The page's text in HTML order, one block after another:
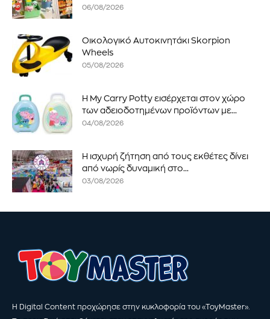
06/08/2026
Οικολογικό Αυτοκινητάκι Skorpion
Wheels
05/08/2026
Η My Carry Potty εισέρχεται στον χώρο
των αδειοδοτημένων προϊόντων με...
04/08/2026
Η ισχυρή ζήτηση από τους εκθέτες δίνει
από νωρίς δυναμική στο...
03/08/2026
Η Digital Content προχώρησε στην κυκλοφορία του «ToyMaster».